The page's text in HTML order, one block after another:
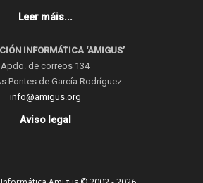
Leer máis...
INFORMÁTICA ‘AMIGUS’
Apdo. de correos 134
Pontes de García Rodríguez
info@amigus.org
Aviso legal